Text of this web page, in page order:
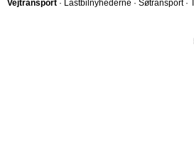
Vejtransport · Lastbilnyhederne · Søtransport ·